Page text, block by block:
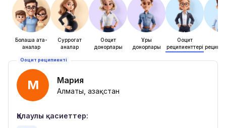
Болашақ ата-
аналар
Суррогат
аналар
Ооцит
донорлары
Ұрық
донорлары
Ооцит
реципиенттері
Ооцит реципиенті
М Мария
Алматы, Қазақстан
Қалаулы қасиеттер: